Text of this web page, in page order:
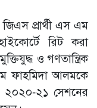
জিএস প্রার্থী এস এম
রিট করা
ও গণতান্ত্রিক
ফাহমিদা আলমকে
২০২০-২১ সেশনের